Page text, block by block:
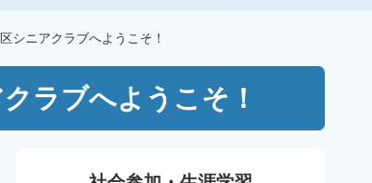
シニアクラブへようこそ！
ラブへようこそ！